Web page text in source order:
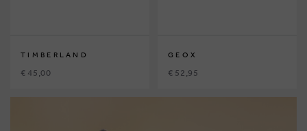
TIMBERLAND
€ 45,00
GEOX
€ 52,95